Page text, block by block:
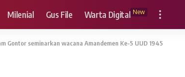
Milenial Gus File Warta Digital New
Gontor seminarkan wacana Amandemen Ke-5 UUD 1945